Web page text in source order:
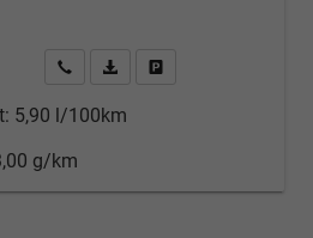
Kontakt & Angebot anfordern
PDF-Datei, Fahrzeugexposé
5,90 l/100km
g/km